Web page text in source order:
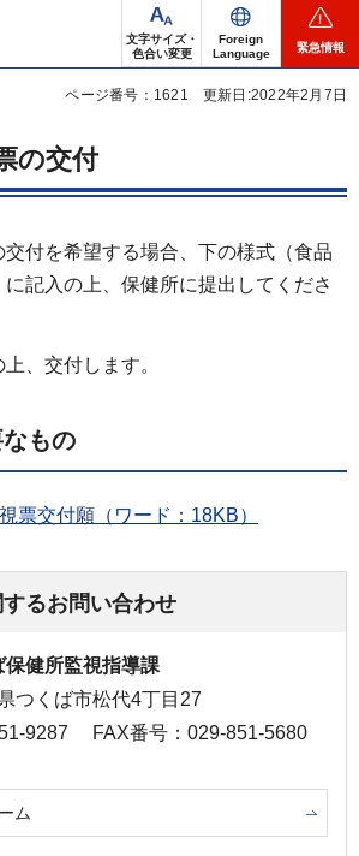
文字サイズ・
色合い変更
Foreign
Language
緊急情報
ページ番号：1621 更新日:2022年2月7日
の交付
付を希望する場合、下の様式（食品
記入の上、保健所に提出してくださ
、交付します。
もの
票交付願（ワード：18KB）
るお問い合わせ
健所監視指導課
つくば市松代4丁目27
9287
FAX番号：029-851-5680
ム